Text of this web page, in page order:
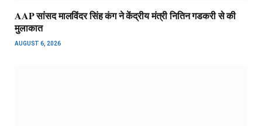
AAP सांसद मालविंदर सिंह कंग ने केंद्रीय मंत्री नितिन गडकरी से की
मुलाकात
AUGUST 6, 2026